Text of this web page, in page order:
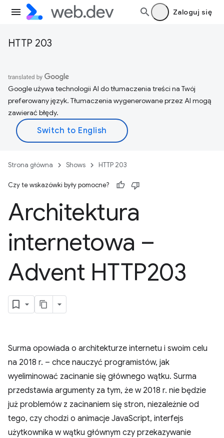
Zaloguj się
HTTP 203
Google używa technologii AI do tłumaczenia treści na Twój
preferowany język. Tłumaczenia wygenerowane przez AI mogą
zawierać błędy.
Strona główna Shows HTTP 203
Czy te wskazówki były pomocne?
Architektura
internetowa –
Advent HTTP203
Surma opowiada o architekturze internetu i swoim celu
na 2018 r. – chce nauczyć programistów, jak
wyeliminować zacinanie się głównego wątku. Surma
przedstawia argumenty za tym, że w 2018 r. nie będzie
już problemów z zacinaniem się stron, niezależnie od
tego, czy chodzi o animacje JavaScript, interfejs
użytkownika w wątku głównym czy przekazywanie